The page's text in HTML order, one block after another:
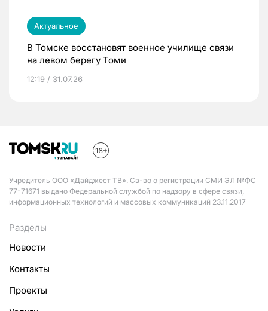
Актуальное
В Томске восстановят военное училище связи
на левом берегу Томи
12:19 / 31.07.26
Учредитель ООО «Дайджест ТВ». Св-во о регистрации СМИ ЭЛ №ФС
77-71671 выдано Федеральной службой по надзору в сфере связи,
информационных технологий и массовых коммуникаций 23.11.2017
Разделы
Новости
Контакты
Проекты